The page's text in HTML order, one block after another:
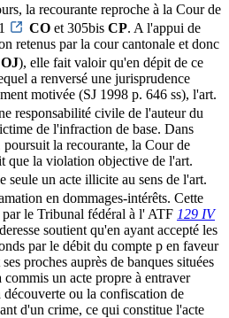
la recourante reproche à la Cour de
CO et 305bis CP. A l'appui de
retenus par la cour cantonale et donc
OJ), elle fait valoir qu'en dépit de ce
a renversé une jurisprudence
motivée (SJ 1998 p. 646 ss), l'art.
responsabilité civile de l'auteur du
de l'infraction de base. Dans
la recourante, la Cour de
que la violation objective de l'art.
seule un acte illicite au sens de l'art.
en dommages-intérêts. Cette
le Tribunal fédéral à l' ATF 129 IV
soutient qu'en ayant accepté les
par le débit du compte p en faveur
proches auprès de banques situées
commis un acte propre à entraver
ou la confiscation de
d'un crime, ce qui constitue l'acte